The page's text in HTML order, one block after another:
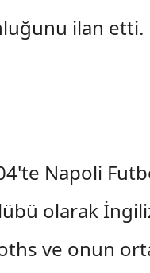
ilan etti.
Napoli
olarak
ve onun